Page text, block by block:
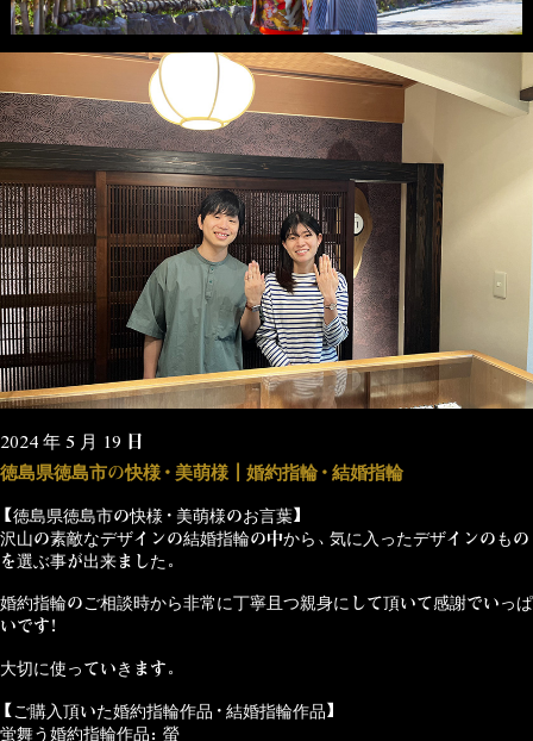
2024 年 5 月 19 日
徳島県徳島市の快様・美萌様┃婚約指輪・結婚指輪
【徳島県徳島市の快様・美萌様のお言葉】
沢山の素敵なデザインの結婚指輪の中から、気に入ったデザインのもの
を選ぶ事が出来ました。
婚約指輪のご相談時から非常に丁寧且つ親身にして頂いて感謝でいっぱ
いです！
大切に使っていきます。
【ご購入頂いた婚約指輪作品・結婚指輪作品】
蛍舞う婚約指輪作品：螢